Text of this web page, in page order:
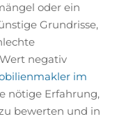
oder ein
Grundrisse,
negativ
im
nötige Erfahrung,
bewerten und in